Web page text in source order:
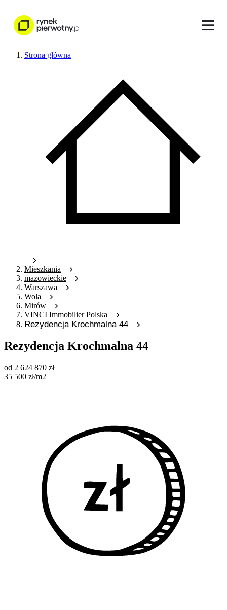
Strona główna
Mieszkania
mazowieckie
Warszawa
Wola
Mirów
VINCI Immobilier Polska
Rezydencja Krochmalna 44
Rezydencja Krochmalna 44
od 2 624 870 zł
35 500 zł/m2